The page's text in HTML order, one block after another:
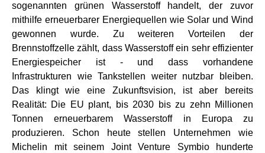
sogenannten grünen Wasserstoff handelt, der zuvor
mithilfe erneuerbarer Energiequellen wie Solar und Wind
gewonnen wurde. Zu weiteren Vorteilen der
Brennstoffzelle zählt, dass Wasserstoff ein sehr effizienter
Energiespeicher ist - und dass vorhandene
Infrastrukturen wie Tankstellen weiter nutzbar bleiben.
Das klingt wie eine Zukunftsvision, ist aber bereits
Realität: Die EU plant, bis 2030 bis zu zehn Millionen
Tonnen erneuerbarem Wasserstoff in Europa zu
produzieren. Schon heute stellen Unternehmen wie
Michelin mit seinem Joint Venture Symbio hunderte